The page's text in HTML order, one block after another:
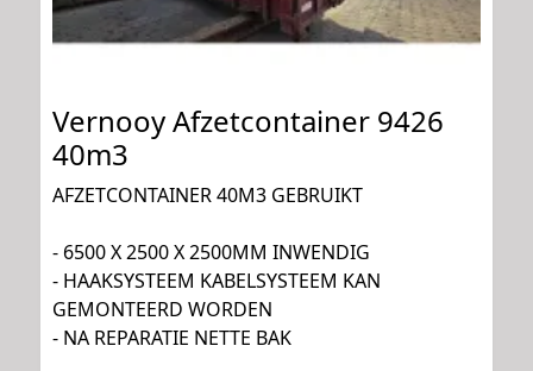
Vernooy Afzetcontainer 9426
40m3
AFZETCONTAINER 40M3 GEBRUIKT
- 6500 X 2500 X 2500MM INWENDIG
- HAAKSYSTEEM KABELSYSTEEM KAN
GEMONTEERD WORDEN
- NA REPARATIE NETTE BAK